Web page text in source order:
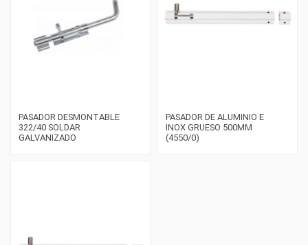
PASADOR DESMONTABLE
322/40 SOLDAR
GALVANIZADO
PASADOR DE ALUMINIO E
INOX GRUESO 500MM
(4550/0)